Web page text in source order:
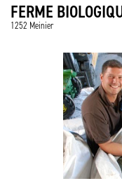
FERME
1252 Meinier